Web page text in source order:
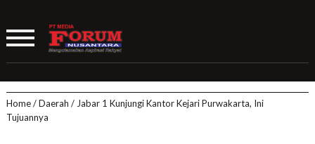
Home/Daerah / Jabar 1 Kunjungi Kantor Kejari Purwakarta, Ini
Tujuannya